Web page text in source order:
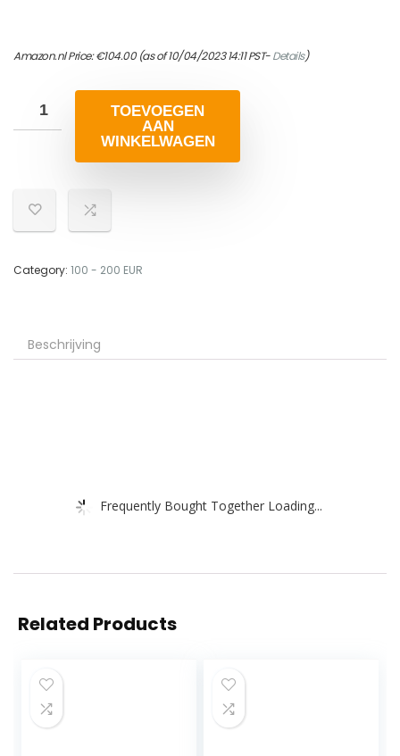
Amazon.nl Price:€104.00(as of 10/04/2023 14:11 PST-Details)
TOEVOEGEN
AAN
WINKELWAGEN
Category: 100 - 200 EUR
Beschrijving
Frequently Bought Together Loading...
Related Products